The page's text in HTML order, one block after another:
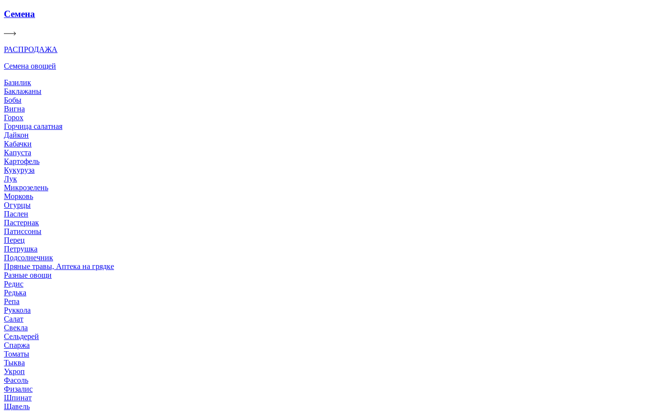
Семена
РАСПРОДАЖА
Семена овощей
Базилик
Баклажаны
Бобы
Вигна
Горох
Горчица салатная
Дайкон
Кабачки
Капуста
Картофель
Кукуруза
Лук
Микрозелень
Морковь
Огурцы
Паслен
Пастернак
Патиссоны
Перец
Петрушка
Подсолнечник
Пряные травы, Аптека на грядке
Разные овощи
Редис
Редька
Репа
Руккола
Салат
Свекла
Сельдерей
Спаржа
Томаты
Тыква
Укроп
Фасоль
Физалис
Шпинат
Щавель